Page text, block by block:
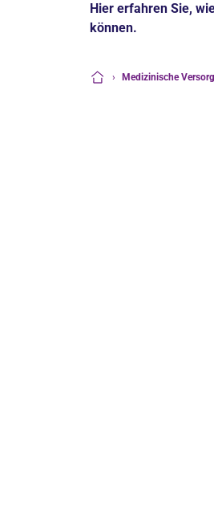
Hier erfahren Sie,
können.
› Medizinische